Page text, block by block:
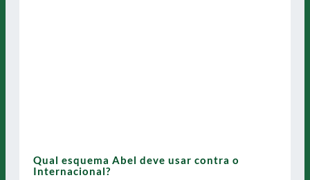
Qual esquema Abel deve usar contra o
Internacional?